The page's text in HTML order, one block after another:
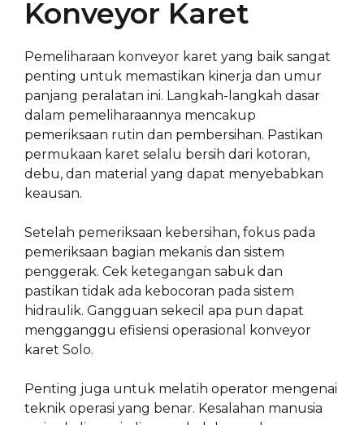
Konveyor Karet
Pemeliharaan konveyor karet yang baik sangat
penting untuk memastikan kinerja dan umur
panjang peralatan ini. Langkah-langkah dasar
dalam pemeliharaannya mencakup
pemeriksaan rutin dan pembersihan. Pastikan
permukaan karet selalu bersih dari kotoran,
debu, dan material yang dapat menyebabkan
keausan.
Setelah pemeriksaan kebersihan, fokus pada
pemeriksaan bagian mekanis dan sistem
penggerak. Cek ketegangan sabuk dan
pastikan tidak ada kebocoran pada sistem
hidraulik. Gangguan sekecil apa pun dapat
mengganggu efisiensi operasional konveyor
karet Solo.
Penting juga untuk melatih operator mengenai
teknik operasi yang benar. Kesalahan manusia